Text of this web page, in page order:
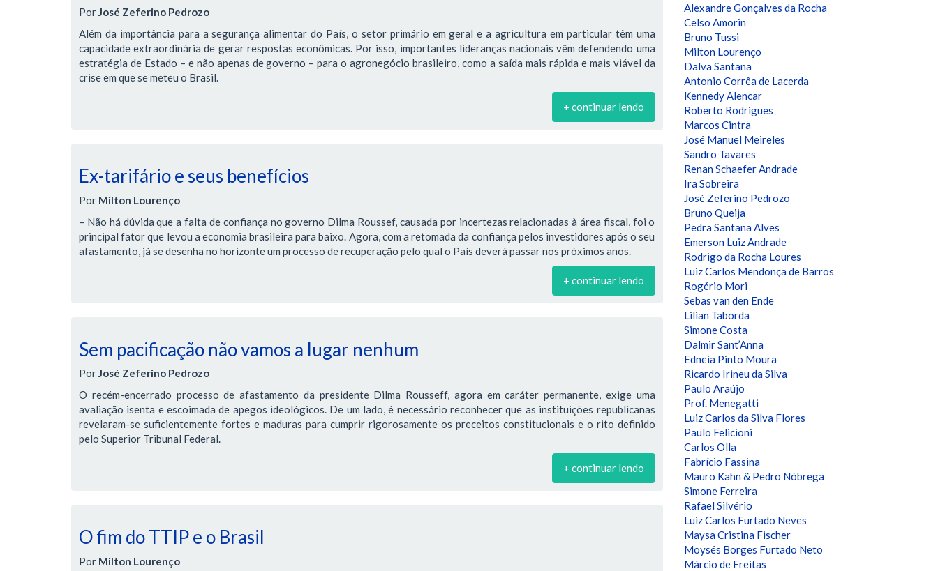
PorJosé Zeferino Pedrozo
Além da importância para a segurança alimentar do País, o setor primário em geral e a agricultura em particular têm uma
capacidade extraordinária de gerar respostas econômicas. Por isso, importantes lideranças nacionais vêm defendendo uma
estratégia de Estado – e não apenas de governo – para o agronegócio brasileiro, como a saída mais rápida e mais viável da
crise em que se meteu o Brasil.
+ continuar lendo
Ex-tarifário e seus benefícios
Por Milton Lourenço
– Não há dúvida que a falta de confiança no governo Dilma Roussef, causada por incertezas relacionadas à área fiscal, foi o
principal fator que levou a economia brasileira para baixo. Agora, com a retomada da confiança pelos investidores após o seu
afastamento, já se desenha no horizonte um processo de recuperação pelo qual o País deverá passar nos próximos anos.
+ continuar lendo
Sem pacificação não vamos a lugar nenhum
PorJosé Zeferino Pedrozo
O recém-encerrado processo de afastamento da presidente Dilma Rousseff, agora em caráter permanente, exige uma
avaliação isenta e escoimada de apegos ideológicos. De um lado, é necessário reconhecer que as instituições republicanas
revelaram-se suficientemente fortes e maduras para cumprir rigorosamente os preceitos constitucionais e o rito definido
pelo Superior Tribunal Federal.
+ continuar lendo
O fim do TTIP e o Brasil
Por Milton Lourenço
Alexandre Gonçalves da Rocha
Celso Amorin
Bruno Tussi
Milton Lourenço
Dalva Santana
Antonio Corrêa de Lacerda
Kennedy Alencar
Roberto Rodrigues
Marcos Cintra
José Manuel Meireles
Sandro Tavares
Renan Schaefer Andrade
Ira Sobreira
José Zeferino Pedrozo
Bruno Queija
Pedra Santana Alves
Emerson Luiz Andrade
Rodrigo da Rocha Loures
Luiz Carlos Mendonça de Barros
Rogério Mori
Sebas van den Ende
Lilian Taborda
Simone Costa
Dalmir Sant’Anna
Edneia Pinto Moura
Ricardo Irineu da Silva
Paulo Araújo
Prof. Menegatti
Luiz Carlos da Silva Flores
Paulo Felicioni
Carlos Olla
Fabrício Fassina
Mauro Kahn & Pedro Nóbrega
Simone Ferreira
Rafael Silvério
Luiz Carlos Furtado Neves
Maysa Cristina Fischer
Moysés Borges Furtado Neto
Márcio de Freitas